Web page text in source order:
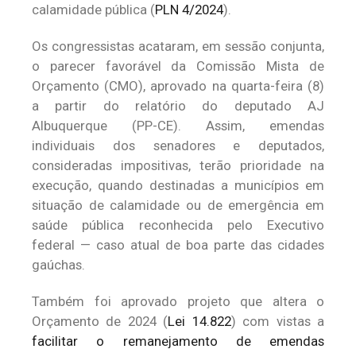
calamidade pública (PLN 4/2024).
Os congressistas acataram, em sessão conjunta,
o parecer favorável da Comissão Mista de
Orçamento (CMO), aprovado na quarta-feira (8)
a partir do relatório do deputado AJ
Albuquerque (PP-CE). Assim, emendas
individuais dos senadores e deputados,
consideradas impositivas, terão prioridade na
execução, quando destinadas a municípios em
situação de calamidade ou de emergência em
saúde pública reconhecida pelo Executivo
federal — caso atual de boa parte das cidades
gaúchas.
Também foi aprovado projeto que altera o
Orçamento de 2024 (Lei 14.822) com vistas a
facilitar o remanejamento de emendas